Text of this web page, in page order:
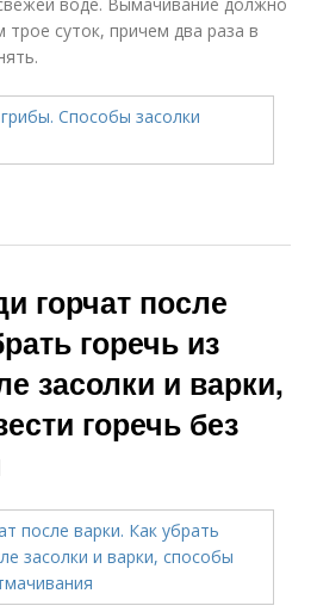
суток, причем два раза в
горчат после
горечь из
засолки и варки,
горечь без